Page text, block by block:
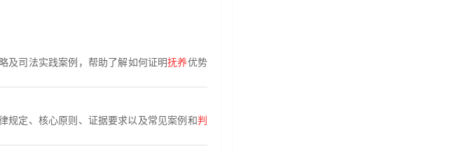
及司法实践案例，帮助了解如何证明抚养优势
规定、核心原则、证据要求以及常见案例和判